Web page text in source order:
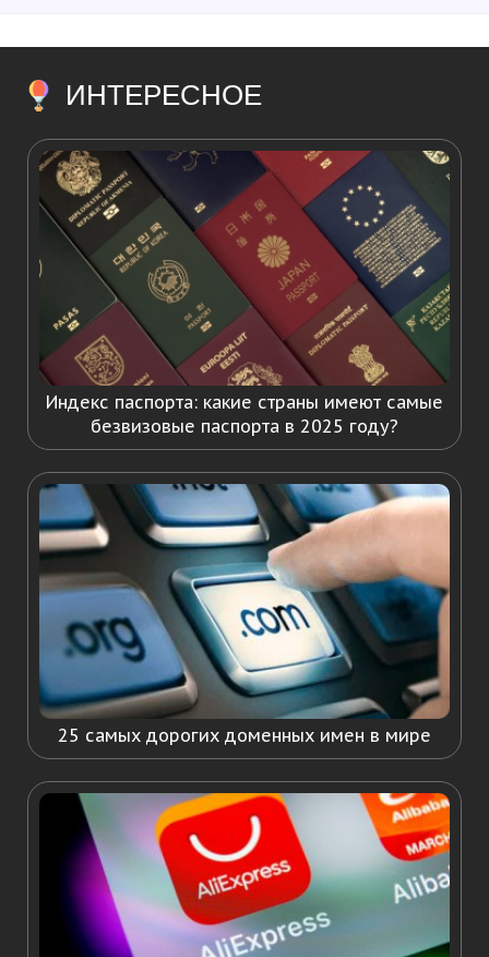
ИНТЕРЕСНОЕ
Индекс паспорта: какие страны имеют самые
безвизовые паспорта в 2025 году?
25 самых дорогих доменных имен в мире